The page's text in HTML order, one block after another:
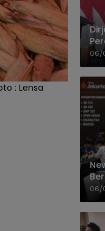
: Lensa
06/
06/